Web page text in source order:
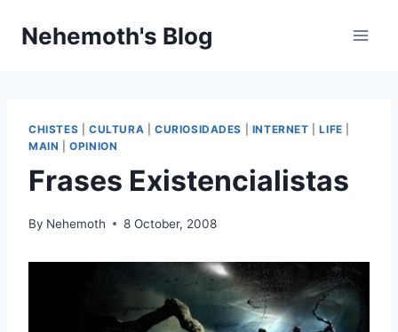
Nehemoth's Blog
CHISTES CULTURA CURIOSIDADES INTERNET |LIFE
MAIN |OPINION
Frases Existencialistas
By Nehemoth 8 October, 2008